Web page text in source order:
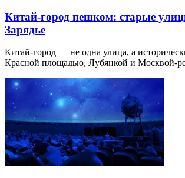
Китай-город пешком: старые
Зарядье
Китай-город — не одна улица, а
Красной площадью, Лубянкой и Москвой-